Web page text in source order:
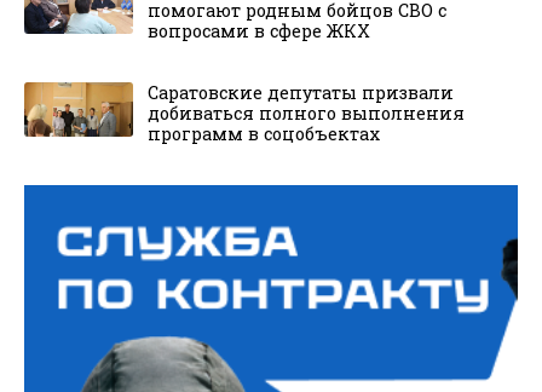
помогают родным бойцов СВО с
вопросами в сфере ЖКХ
Саратовские депутаты призвали
добиваться полного выполнения
программ в соцобъектах